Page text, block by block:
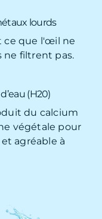
lourds
ce que l'œil ne
ne filtrent pas.
(H20)
du calcium
végétale pour
agréable à